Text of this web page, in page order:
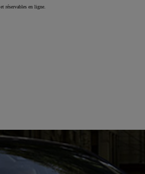
réservables en ligne.